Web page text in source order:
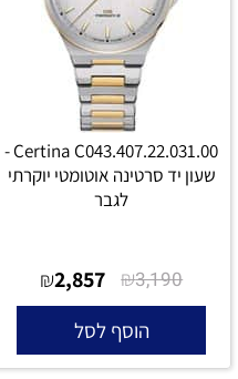
Certina C043.407.22.031.00 -
שעון יד סרטינה אוטומטי יוקרתי
לגבר
₪3,190
₪2,857
הוסף לסל